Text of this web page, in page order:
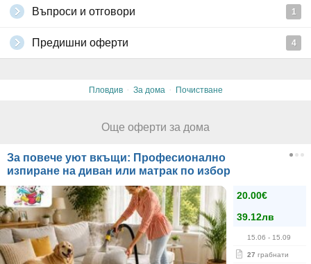
Въпроси и отговори 1
Предишни оферти 4
Пловдив · За дома · Почистване
Още оферти за дома
За повече уют вкъщи: Професионално
изпиране на диван или матрак по избор
20.00€
39.12лв
15.06 - 15.09
27 грабнати